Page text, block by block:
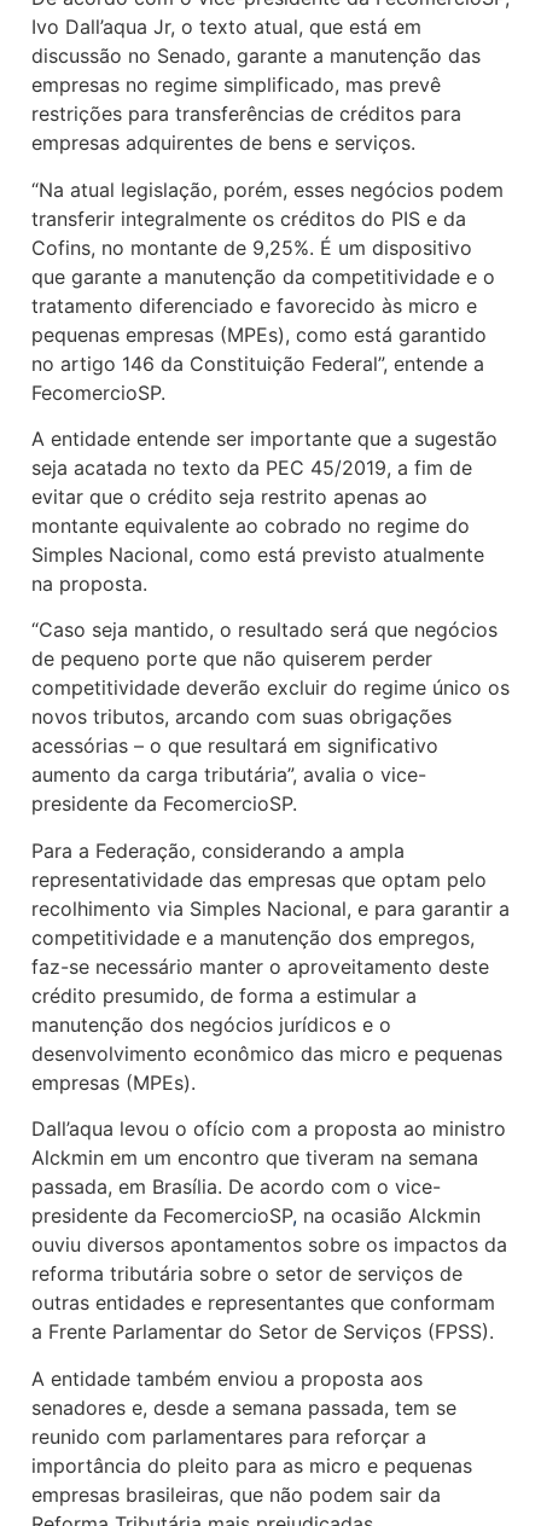
Ivo Dall’aqua Jr, o texto atual, que está em
discussão no Senado, garante a manutenção das
empresas no regime simplificado, mas prevê
restrições para transferências de créditos para
empresas adquirentes de bens e serviços.
“Na atual legislação, porém, esses negócios podem
transferir integralmente os créditos do PIS e da
Cofins, no montante de 9,25%. É um dispositivo
que garante a manutenção da competitividade e o
tratamento diferenciado e favorecido às micro e
pequenas empresas (MPEs), como está garantido
no artigo 146 da Constituição Federal”, entende a
FecomercioSP.
A entidade entende ser importante que a sugestão
seja acatada no texto da PEC 45/2019, a fim de
evitar que o crédito seja restrito apenas ao
montante equivalente ao cobrado no regime do
Simples Nacional, como está previsto atualmente
na proposta.
“Caso seja mantido, o resultado será que negócios
de pequeno porte que não quiserem perder
competitividade deverão excluir do regime único os
novos tributos, arcando com suas obrigações
acessórias – o que resultará em significativo
aumento da carga tributária”, avalia o vice-
presidente da FecomercioSP.
Para a Federação, considerando a ampla
representatividade das empresas que optam pelo
recolhimento via Simples Nacional, e para garantir a
competitividade e a manutenção dos empregos,
faz-se necessário manter o aproveitamento deste
crédito presumido, de forma a estimular a
manutenção dos negócios jurídicos e o
desenvolvimento econômico das micro e pequenas
empresas (MPEs).
Dall’aqua levou o ofício com a proposta ao ministro
Alckmin em um encontro que tiveram na semana
passada, em Brasília. De acordo com o vice-
presidente da FecomercioSP, na ocasião Alckmin
ouviu diversos apontamentos sobre os impactos da
reforma tributária sobre o setor de serviços de
outras entidades e representantes que conformam
a Frente Parlamentar do Setor de Serviços (FPSS).
A entidade também enviou a proposta aos
senadores e, desde a semana passada, tem se
reunido com parlamentares para reforçar a
importância do pleito para as micro e pequenas
empresas brasileiras, que não podem sair da